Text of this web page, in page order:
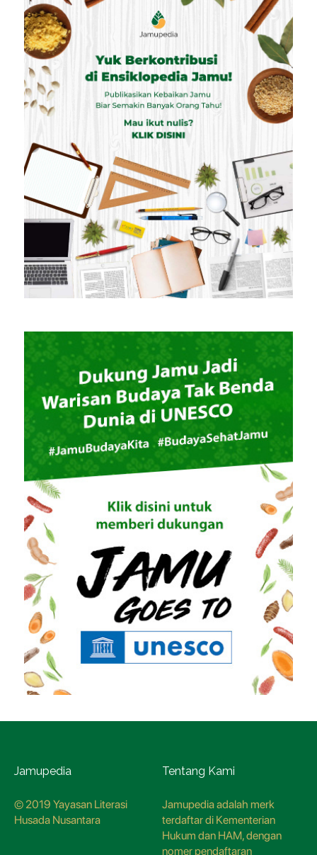
Jamupedia
© 2019 Yayasan Literasi
Husada Nusantara
Tentang Kami
Jamupedia adalah merk
terdaftar di Kementerian
Hukum dan HAM, dengan
nomer pendaftaran